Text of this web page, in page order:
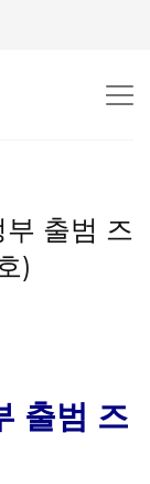
출범 즈
)
출범 즈